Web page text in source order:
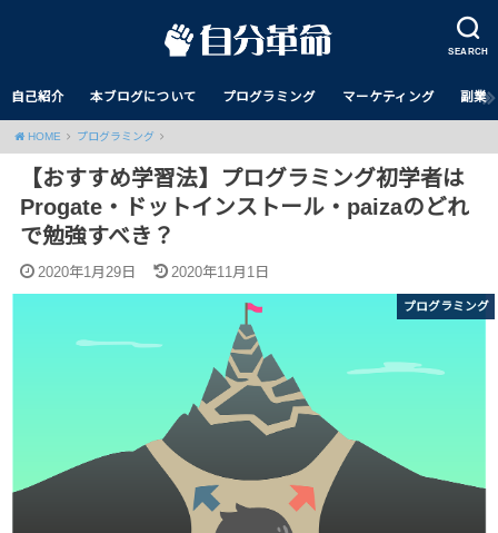
SEARCH
自己紹介 本ブログについて プログラミング マーケティング 副業
HOME プログラミング
【おすすめ学習法】プログラミング初学者は
Progate・ドットインストール・paizaのどれ
で勉強すべき？
2020年1月29日 2020年11月1日
プログラミング